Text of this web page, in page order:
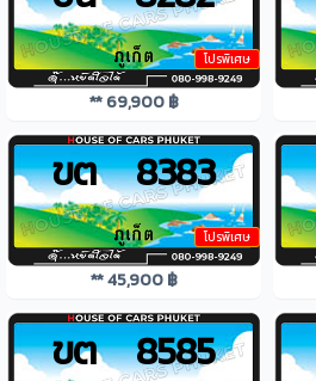
โปรพิเศษ
** 69,900 ฿
โปรพิเศษ
ขต 8383
** 45,900 ฿
ขต 8585